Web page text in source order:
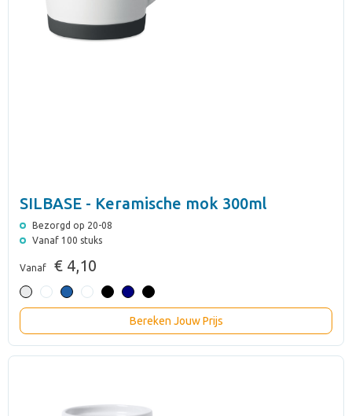
SILBASE - Keramische mok 300ml
Bezorgd op 20-08
Vanaf 100 stuks
Vanaf € 4,10
Bereken Jouw Prijs